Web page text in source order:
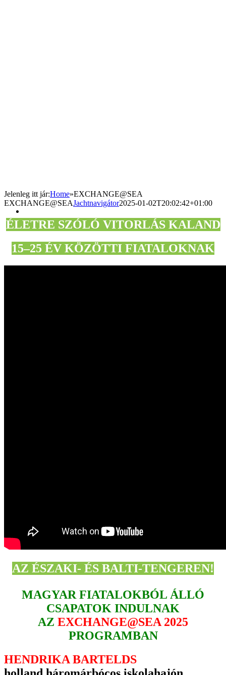
Jelenleg itt jár:Home»EXCHANGE@SEA
EXCHANGE@SEAJachtnavigátor2025-01-02T20:02:42+01:00
ÉLETRE SZÓLÓ VITORLÁS KALAND
15–25 ÉV KÖZÖTTI FIATALOKNAK
AZ ÉSZAKI- ÉS BALTI-TENGEREN!
MAGYAR FIATALOKBÓL ÁLLÓ
CSAPATOK INDULNAK
AZ EXCHANGE@SEA 2025
PROGRAMBAN
HENDRIKA BARTELDS